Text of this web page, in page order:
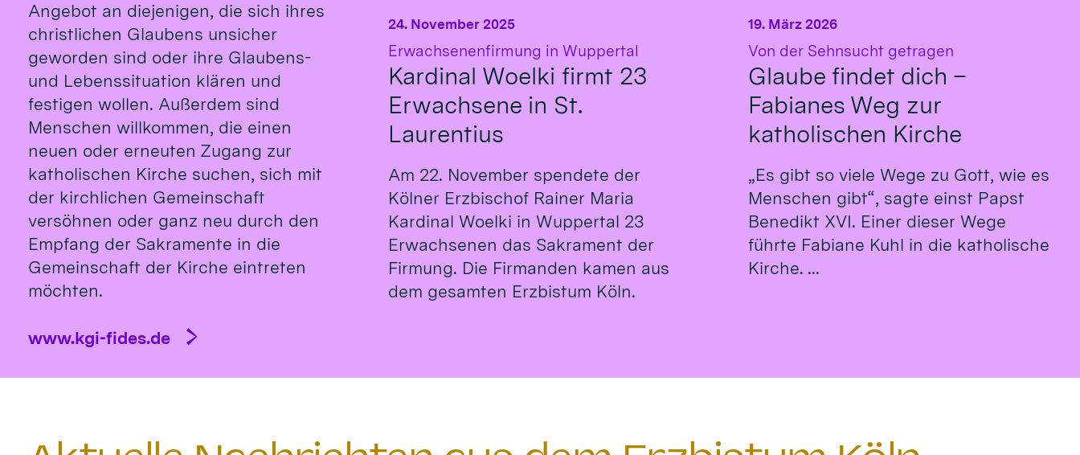
Angebot an diejenigen, die sich ihres
christlichen Glaubens unsicher
geworden sind oder ihre Glaubens-
und Lebenssituation klären und
festigen wollen. Außerdem sind
Menschen willkommen, die einen
neuen oder erneuten Zugang zur
katholischen Kirche suchen, sich mit
der kirchlichen Gemeinschaft
versöhnen oder ganz neu durch den
Empfang der Sakramente in die
Gemeinschaft der Kirche eintreten
möchten.
www.kgi-fides.de
Erwachsenenfirmung in Wuppertal
Kardinal Woelki firmt 23
Erwachsene in St.
Laurentius
24. November 2025
Am 22. November spendete der
Kölner Erzbischof Rainer Maria
Kardinal Woelki in Wuppertal 23
Erwachsenen das Sakrament der
Firmung. Die Firmanden kamen aus
dem gesamten Erzbistum Köln.
Von der Sehnsucht getragen
Glaube findet dich –
Fabianes Weg zur
katholischen Kirche
19. März 2026
„Es gibt so viele Wege zu Gott, wie es
Menschen gibt“, sagte einst Papst
Benedikt XVI. Einer dieser Wege
führte Fabiane Kuhl in die katholische
Kirche. ...